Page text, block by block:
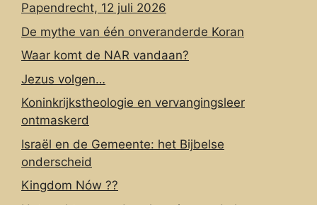
Papendrecht, 12 juli 2026
De mythe van één onveranderde Koran
Waar komt de NAR vandaan?
Jezus volgen…
Koninkrijkstheologie en vervangingsleer
ontmaskerd
Israël en de Gemeente: het Bijbelse
onderscheid
Kingdom Nów ??